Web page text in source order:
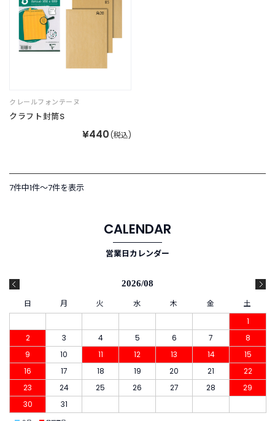
く
あ
問
s
t
F
c
e
b
o
k
クレールフォンテーヌ
クラフト封筒S
¥440 (税込)
7件中1件〜7件を表示
CALENDAR
営業日カレンダー
2026/08
日 月 火 水 木 金
土
1
2
3 4 5 6 7
8
9
10 11 12 13 14
15
16
17 18 19 20 21
22
23
24 25 26 27 28
29
30
31